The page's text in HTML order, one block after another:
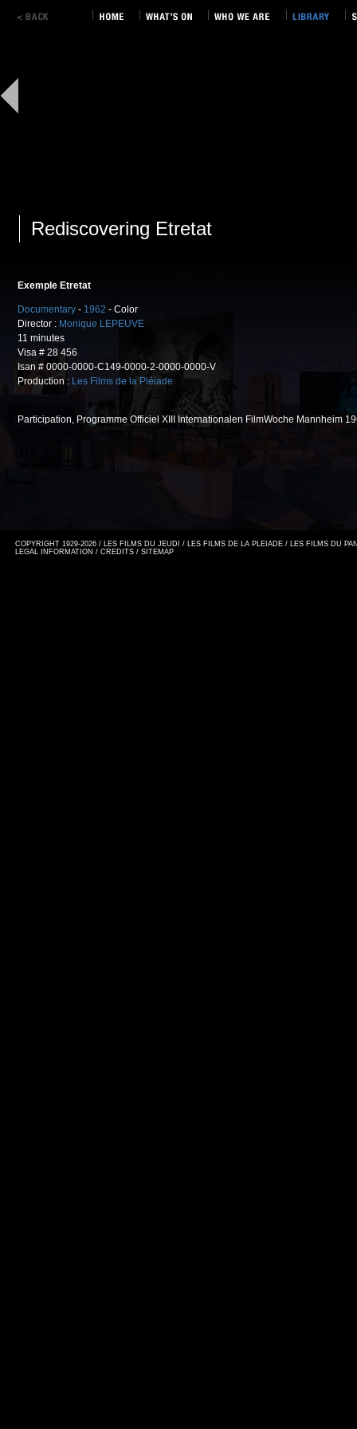
Rediscovering Etretat
Exemple Etretat
Documentary - 1962 - Color
Director : Monique LEPEUVE
11 minutes
Visa # 28 456
Isan # 0000-0000-C149-0000-2-0000-0000-V
Production : Les Films de la Pléiade
Participation, Programme Officiel XIII Internationalen FilmWoche Mannheim
COPYRIGHT 1929-2026 / LES FILMS DU JEUDI / LES FILMS DE LA PLEIADE / LES FILMS DU
LEGAL INFORMATION / CREDITS / SITEMAP